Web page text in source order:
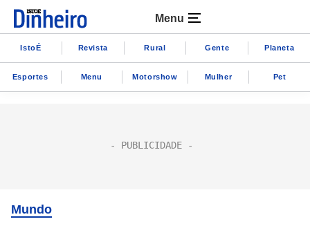
Menu
IstoÉ Revista Rural Gente Planeta
Esportes Menu Motorshow Mulher Pet
Mundo